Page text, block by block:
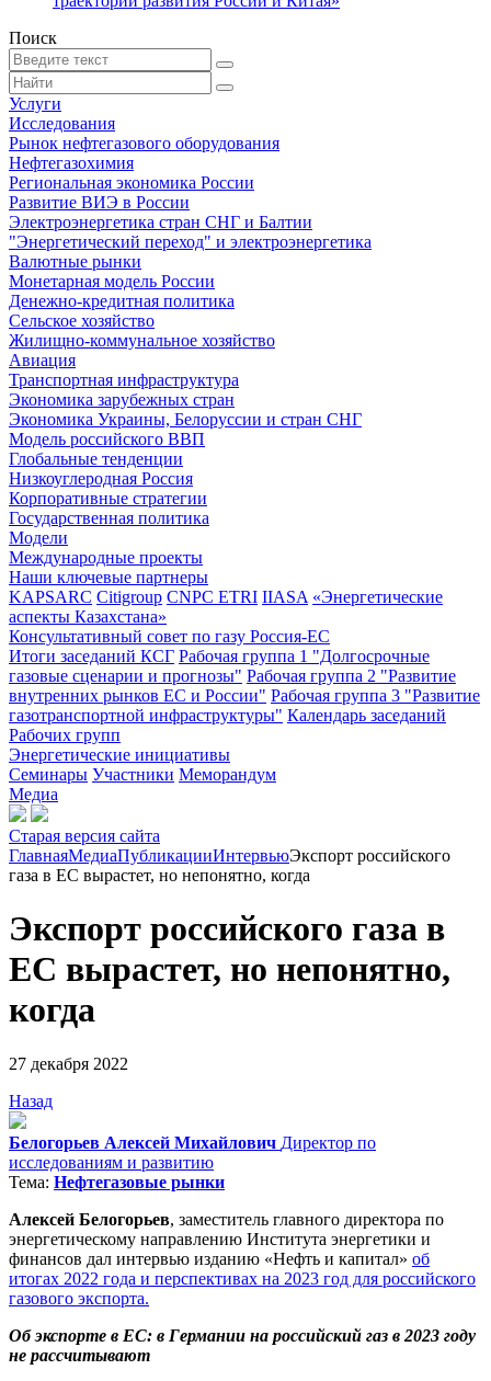
Поиск
Услуги
Исследования
Рынок нефтегазового оборудования
Нефтегазохимия
Региональная экономика России
Развитие ВИЭ в России
Электроэнергетика стран СНГ и Балтии
"Энергетический переход" и электроэнергетика
Валютные рынки
Монетарная модель России
Денежно-кредитная политика
Сельское хозяйство
Жилищно-коммунальное хозяйство
Авиация
Транспортная инфраструктура
Экономика зарубежных стран
Экономика Украины, Белоруссии и стран СНГ
Модель российского ВВП
Глобальные тенденции
Низкоуглеродная Россия
Корпоративные стратегии
Государственная политика
Модели
Международные проекты
Наши ключевые партнеры
KAPSARC Citigroup CNPC ETRI IIASA «Энергетические
аспекты Казахстана»
Консультативный совет по газу Россия-ЕС
Итоги заседаний КСГ Рабочая группа 1 "Долгосрочные
газовые сценарии и прогнозы" Рабочая группа 2 "Развитие
внутренних рынков ЕС и России" Рабочая группа 3 "Развитие
газотранспортной инфраструктуры" Календарь заседаний
Рабочих групп
Энергетические инициативы
Семинары Участники Меморандум
Медиа
Старая версия сайта
ГлавнаяМедиаПубликацииИнтервьюЭкспорт российского
газа в ЕС вырастет, но непонятно, когда
Экспорт российского газа в
ЕС вырастет, но непонятно,
когда
27 декабря 2022
Назад
Белогорьев Алексей Михайлович Директор по
исследованиям и развитию
Тема: Нефтегазовые рынки
Алексей Белогорьев, заместитель главного директора по
энергетическому направлению Института энергетики и
финансов дал интервью изданию «Нефть и капитал» об
итогах 2022 года и перспективах на 2023 год для российского
газового экспорта.
Об экспорте в ЕС: в Германии на российский газ в 2023 году
не рассчитывают